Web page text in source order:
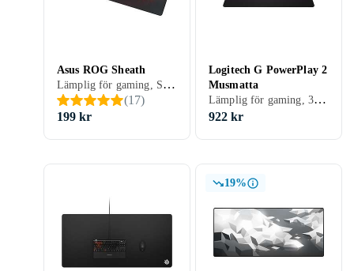
Asus ROG Sheath
Lämplig för gaming, Sydda kanter, 900 mm, 440 mm
(17)
199 kr
Logitech G PowerPlay 2
Musmatta
Lämplig för gaming, 344 mm, 284 mm
922 kr
19%